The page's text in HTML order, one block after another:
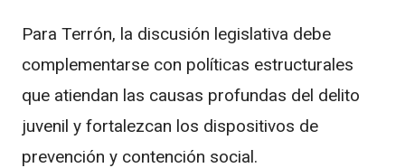
Para Terrón, la discusión legislativa debe
complementarse con políticas estructurales
que atiendan las causas profundas del delito
juvenil y fortalezcan los dispositivos de
prevención y contención social.